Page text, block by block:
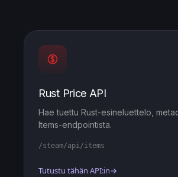
Rust Price API
Hae tuettu Rust-esineluettelo,
Items-endpointista.
/steam/api/items
Tutustu tähän API:in→